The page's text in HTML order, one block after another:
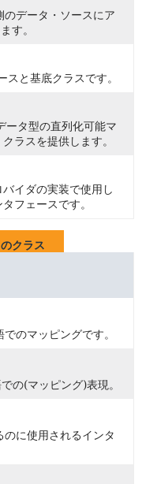
データ・ソースにア
す。
スと基底クラスです。
ータ型の直列化可能マ
ラスを提供します。
イダの実装で使用し
フェースです。
のクラス
のマッピングです。
の(マッピング)表現。
に使用されるインタ